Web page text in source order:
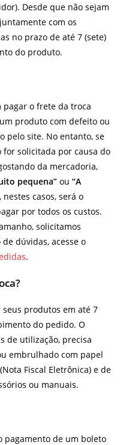
Desde que não sejam
com os
no prazo de até 7 (sete)
do produto.
pagar o frete da troca
produto com defeito ou
pelo site. No entanto, se
solicitada por causa do
da mercadoria,
pequena” ou “A
, nestes casos, será o
por todos os custos.
solicitamos
dúvidas, acesse o
.
produtos em até 7
do pedido. O
de utilização, precisa
embrulhado com papel
Fiscal Eletrônica) e de
ou manuais.
pagamento de um boleto